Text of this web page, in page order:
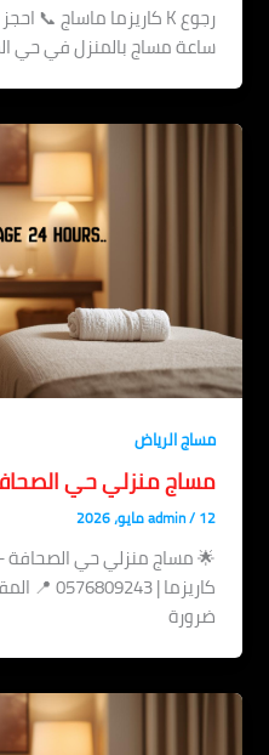
ساعة مساج بالمنزل في حي
مساج الرياض
مساج منزلي حي
admin/12 مايو، 2026
🌟 مساج منزلي حي الصحافة
كاريزما |
ضرورة